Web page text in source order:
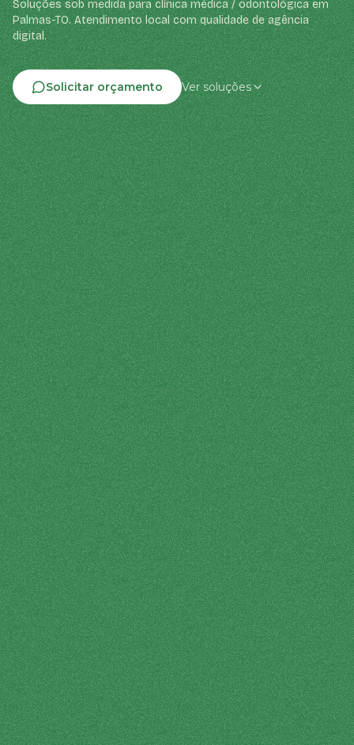
Soluções sob medida para clínica médica / odontológica em
Palmas-TO. Atendimento local com qualidade de agência
digital.
Solicitar orçamento Ver soluções